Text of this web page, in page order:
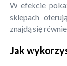
W efekcie
sklepach
znajdą się
Jak